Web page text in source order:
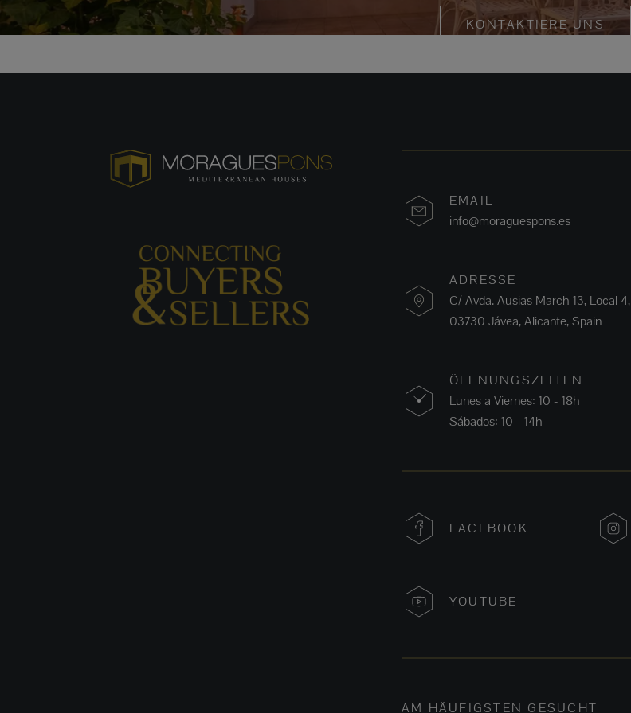
KONTAKTIERE UNS
EMAIL
info@moraguespons.es
ADRESSE
C/ Avda. Ausias March 13, Local 4,
03730 Jávea, Alicante, Spain
ÖFFNUNGSZEITEN
Lunes a Viernes: 10 - 18h
Sábados: 10 - 14h
FACEBOOK
YOUTUBE
AM HÄUFIGSTEN GESUCHT